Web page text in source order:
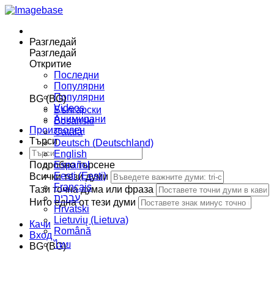
Разгледай
Разгледай
Откритие
Последни
Популярни
Популярни
Videos
Анимирани
Произволен
Търси
Подробно търсене
Всички тези думи
Тази точна дума или фраза
Нито една от тези думи
Качи
Вход
BG (BG)
BG (BG)
Български
Bosanski
Сatalà
Deutsch (Deutschland)
English
Español
Eesti (Eesti)
Français
עברית
Hrvatski
Lietuvių (Lietuva)
Română
ไทย